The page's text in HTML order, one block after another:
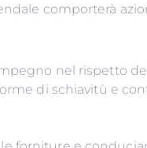
comporterà
nel rispetto
di schiavitù e